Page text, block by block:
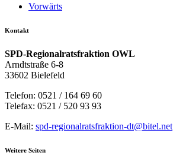
Vorwärts
Kontakt
SPD-Regionalratsfraktion OWL
Arndtstraße 6-8
33602 Bielefeld
Telefon: 0521 / 164 69 60
Telefax: 0521 / 520 93 93
E-Mail: spd-regionalratsfraktion-dt@bitel.net
Weitere Seiten